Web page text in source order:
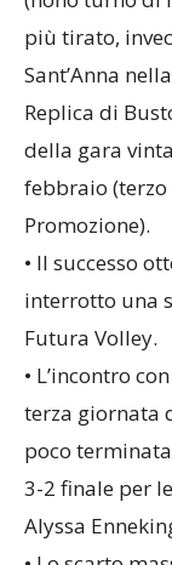
(nono turno di
più tirato,
Sant’Anna
Replica di
della gara
• Il successo
Futura Volley.
• L’incontro
terza giornata
poco
3-2 finale per
Alyssa